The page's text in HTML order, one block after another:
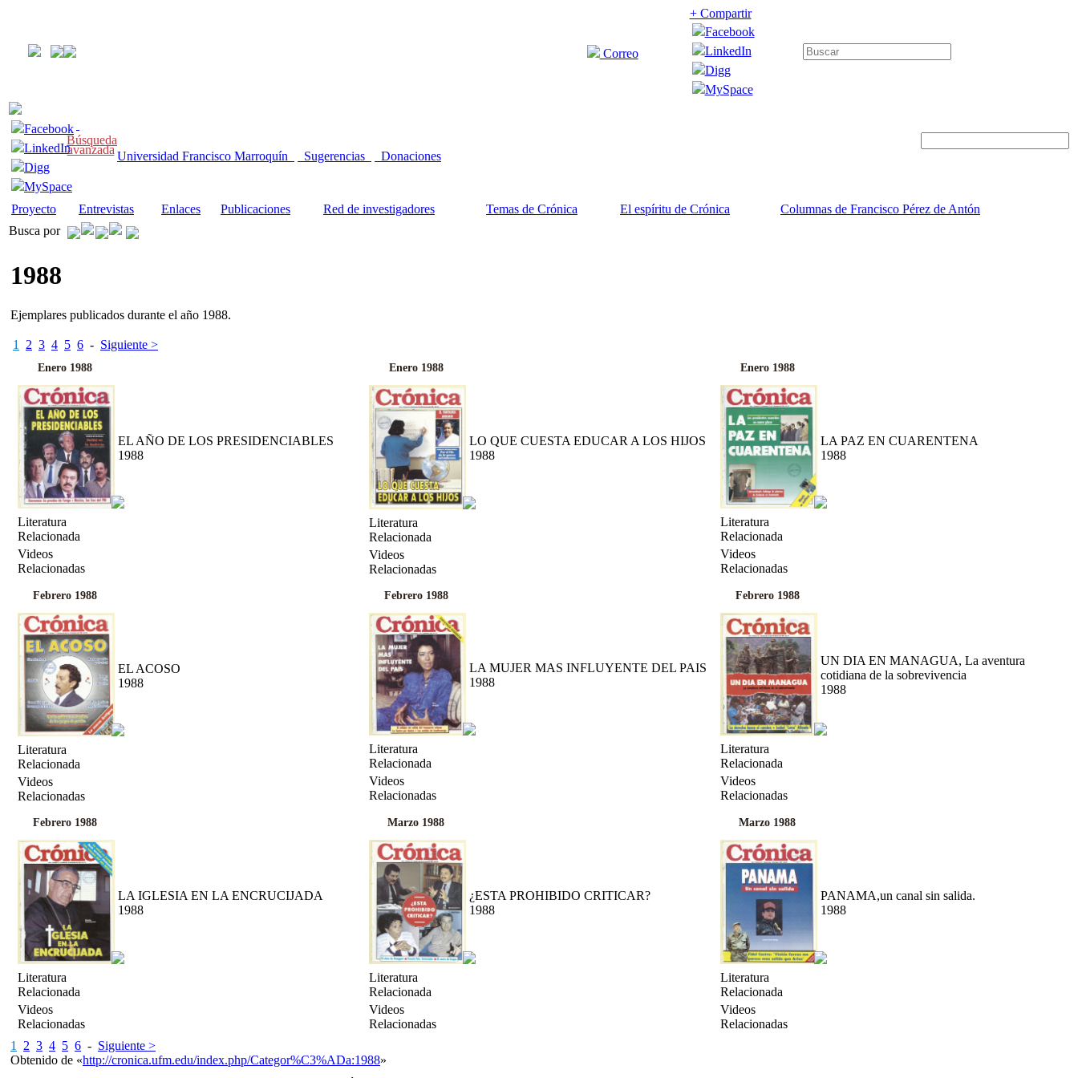
Correo
+ Compartir
Facebook
LinkedIn
Digg
MySpace
Facebook
LinkedIn
Digg
MySpace
Búsqueda
avanzada Universidad Francisco Marroquín Sugerencias Donaciones
Proyecto Entrevistas Enlaces Publicaciones Red de investigadores Temas de Crónica El espíritu de Crónica
Columnas de Francisco Pérez de Antón
Busca por
1988
Ejemplares publicados durante el año 1988.
1 2 3 4 5 6 - Siguiente >
Enero 1988
EL AÑO DE LOS PRESIDENCIABLES
1988
Literatura
Relacionada
Videos
Relacionadas
Enero 1988
LO QUE CUESTA EDUCAR A LOS HIJOS
1988
Literatura
Relacionada
Videos
Relacionadas
Enero 1988
LA PAZ EN CUARENTENA
1988
Literatura
Relacionada
Videos
Relacionadas
Febrero 1988
EL ACOSO
1988
Literatura
Relacionada
Videos
Relacionadas
Febrero 1988
LA MUJER MAS INFLUYENTE DEL PAIS
1988
Literatura
Relacionada
Videos
Relacionadas
Febrero 1988
UN DIA EN MANAGUA, La aventura
cotidiana de la sobrevivencia
1988
Literatura
Relacionada
Videos
Relacionadas
Febrero 1988
LA IGLESIA EN LA ENCRUCIJADA
1988
Literatura
Relacionada
Videos
Relacionadas
Marzo 1988
¿ESTA PROHIBIDO CRITICAR?
1988
Literatura
Relacionada
Videos
Relacionadas
Marzo 1988
PANAMA,un canal sin salida.
1988
Literatura
Relacionada
Videos
Relacionadas
1
2 3 4 5 6 - Siguiente >
Obtenido de «http://cronica.ufm.edu/index.php/Categor%C3%ADa:1988»